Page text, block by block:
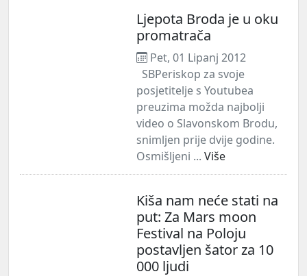
Ljepota Broda je u oku
promatrača
Pet, 01 Lipanj 2012
SBPeriskop za svoje
posjetitelje s Youtubea
preuzima možda najbolji
video o Slavonskom Brodu,
snimljen prije dvije godine.
Osmišljeni ... Više
Kiša nam neće stati na
put: Za Mars moon
Festival na Poloju
postavljen šator za 10
000 ljudi